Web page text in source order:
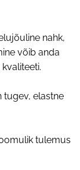
nahk,
võib anda
tugev, elastne
tulemus